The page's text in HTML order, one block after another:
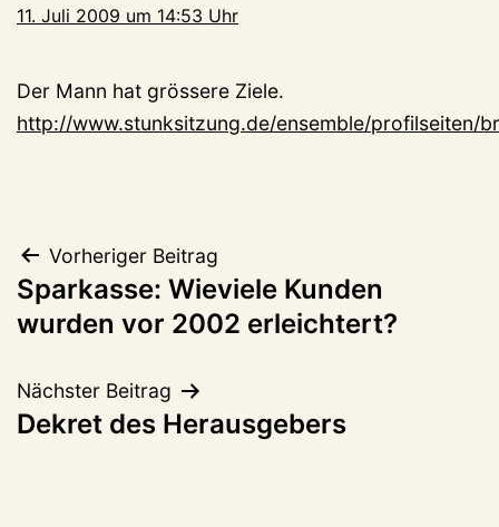
11. Juli 2009 um 14:53 Uhr
Der Mann hat grössere Ziele.
http://www.stunksitzung.de/ensemble/profilseiten/
Beitragsnavigation
Vorheriger Beitrag
Sparkasse: Wieviele Kunden
wurden vor 2002 erleichtert?
Nächster Beitrag
Dekret des Herausgebers